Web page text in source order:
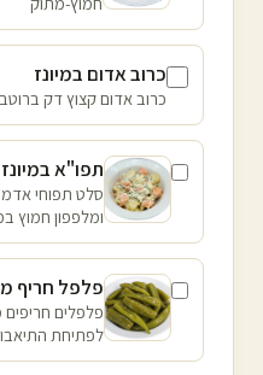
כרוב אדום במיונז
כרוב אדום קצוץ דק ברוטב
תפו"א במיונז
סלט תפוחי
ומלפפון חמוץ
פלפל חריף
פלפלים חריפים
לפתיחת